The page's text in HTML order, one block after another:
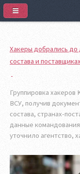
Хакеры добрались до
состава и
Группировка
ВСУ, получив
состава, странах-
данные
уточнило агентство,